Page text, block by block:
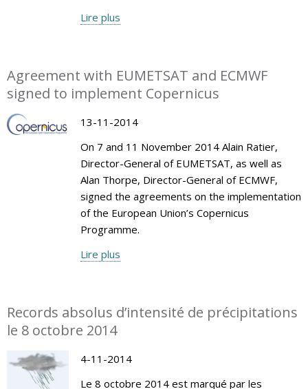
Lire plus
Agreement with EUMETSAT and ECMWF
signed to implement Copernicus
13-11-2014
On 7 and 11 November 2014 Alain Ratier,
Director-General of EUMETSAT, as well as
Alan Thorpe, Director-General of ECMWF,
signed the agreements on the implementation
of the European Union’s Copernicus
Programme.
Lire plus
Records absolus d’intensité de précipitations
le 8 octobre 2014
4-11-2014
Le 8 octobre 2014 est marqué par les